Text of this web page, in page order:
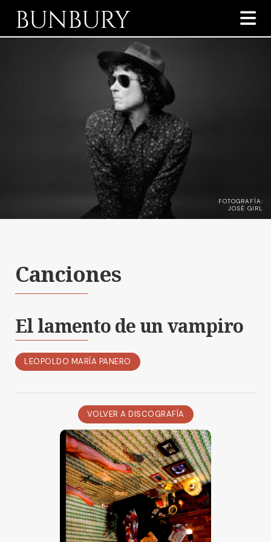
BUNBURY 
FOTOGRAFÍA:
JOSÉ GIRL
Canciones
El lamento de un vampiro
LEOPOLDO MARÍA PANERO
VOLVER A DISCOGRAFÍA